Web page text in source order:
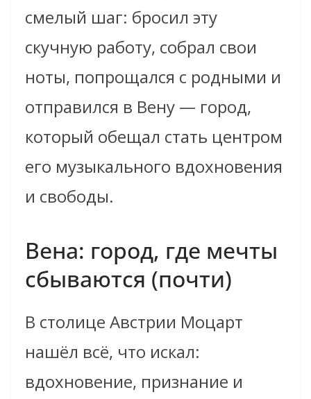
смелый шаг: бросил эту
скучную работу, собрал свои
ноты, попрощался с родными и
отправился в Вену — город,
который обещал стать центром
его музыкального вдохновения
и свободы.
Вена: город, где мечты
сбываются (почти)
В столице Австрии Моцарт
нашёл всё, что искал:
вдохновение, признание и